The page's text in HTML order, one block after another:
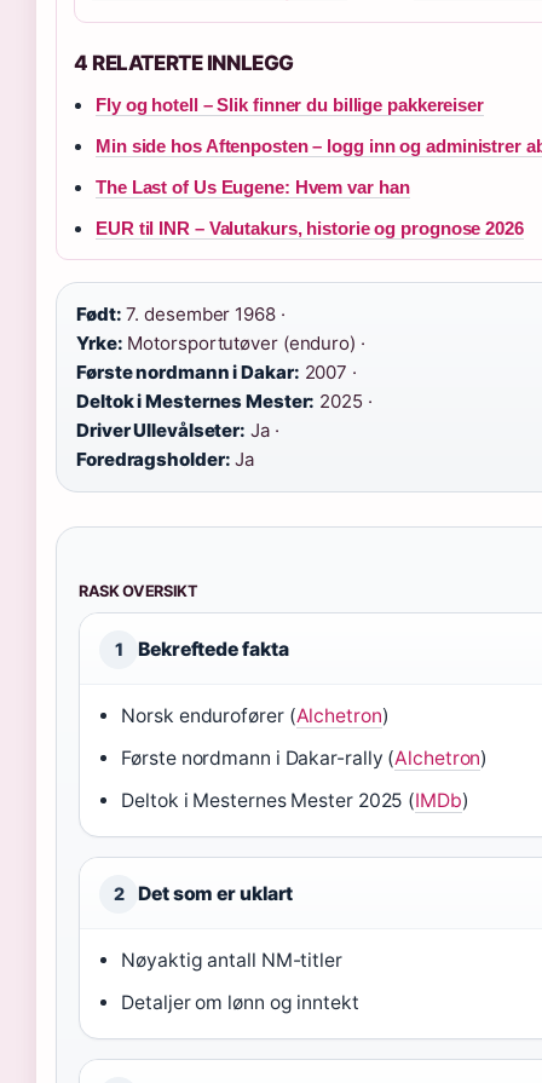
4 RELATERTE INNLEGG
Fly og hotell – Slik finner du billige pakkereiser
Min side hos Aftenposten – logg inn og administrer
The Last of Us Eugene: Hvem var han
EUR til INR – Valutakurs, historie og prognose 2026
Født: 7. desember 1968 ·
Yrke: Motorsportutøver (enduro) ·
Første nordmann i Dakar: 2007 ·
Deltok i Mesternes Mester: 2025 ·
Driver Ullevålseter: Ja ·
Foredragsholder: Ja
RASK OVERSIKT
1 Bekreftede fakta
Norsk endurofører (Alchetron)
Første nordmann i Dakar-rally (Alchetron)
Deltok i Mesternes Mester 2025 (IMDb)
2 Det som er uklart
Nøyaktig antall NM-titler
Detaljer om lønn og inntekt